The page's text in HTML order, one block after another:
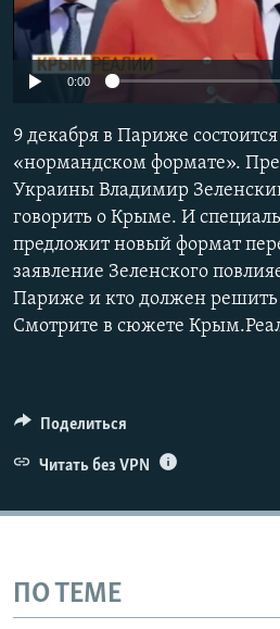
ПОБЕДИТЕЛЕЙ НЕ СУДЯТ?
КРЫМ.НЕПОКОРЕННЫЙ
УКРАИНСКАЯ ПРОБЛЕМА КРЫМА
ПРИСОЕДИНЯЙТЕСЬ!
Все сайты RFE/RL
0:00
9 декабря в Париже состоится
«нормандском формате».
Украины Владимир
говорить о Крыме. И
предложит новый формат
заявление Зеленского
Париже и кто должен решить
Смотрите в сюжете
Поделиться
Читать без VPN
ПО ТЕМЕ